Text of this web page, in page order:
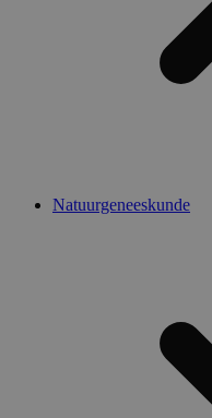
Natuurgeneeskunde